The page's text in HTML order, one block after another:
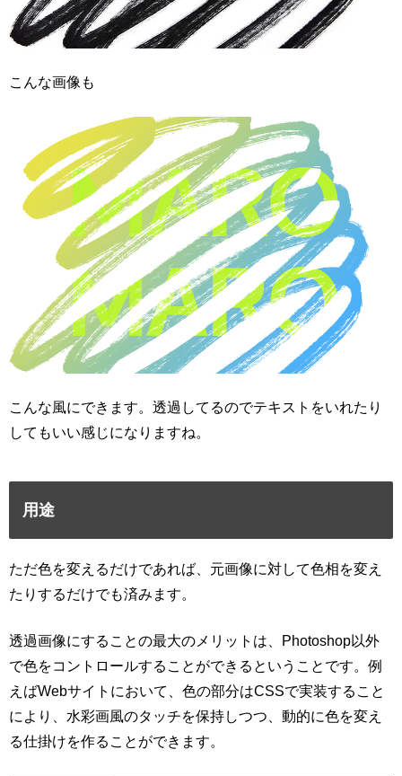
こんな画像も
こんな風にできます。透過してるのでテキストをいれたり
してもいい感じになりますね。
用途
ただ色を変えるだけであれば、元画像に対して色相を変え
たりするだけでも済みます。
透過画像にすることの最大のメリットは、Photoshop以外
で色をコントロールすることができるということです。例
えばWebサイトにおいて、色の部分はCSSで実装すること
により、水彩画風のタッチを保持しつつ、動的に色を変え
る仕掛けを作ることができます。